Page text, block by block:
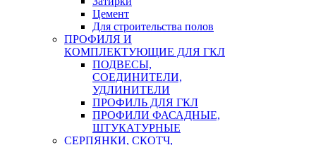
Цемент
Для строительства полов
ПРОФИЛЯ И
КОМПЛЕКТУЮЩИЕ ДЛЯ ГКЛ
ПОДВЕСЫ,
СОЕДИНИТЕЛИ,
УДЛИНИТЕЛИ
ПРОФИЛЬ ДЛЯ ГКЛ
ПРОФИЛИ ФАСАДНЫЕ,
ШТУКАТУРНЫЕ
СЕРПЯНКИ, СКОТЧ,